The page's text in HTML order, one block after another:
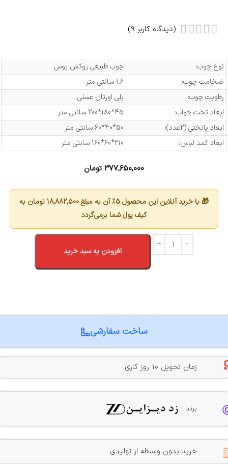
(دیدگاه کاربر 9
)
نوع چوب:
چوب طبیعی روکش روس
ضخامت چوب:
1.6 سانتی متر
رطوبت چوب:
پلی اورتان عسلی
ابعاد تخت خواب:
45*180*200 سانتی متر
ابعاد پاتختی (2عدد):
50*40*60 سانتی متر
ابعاد کمد لباس:
210*60*160 سانتی متر
۳۷۷,۶۵۰,۰۰۰ تومان
🎁 با خرید آنلاین این محصول 5٪ آن به مبلغ 18,882,500تومان به
کیف پول شما برمی‌گردد
افزودن به سبد خرید
ساخت سفارشی
زمان تحویل 10 روز کاری
برند:
خرید بدون واسطه از تولیدی